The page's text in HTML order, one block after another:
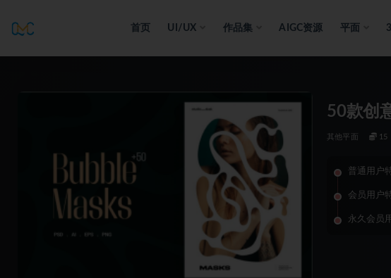
首页 UI/UX 作品集 AIGC资源 平面
50款创
其他平面 15
普通用户
会员用户
永久会员